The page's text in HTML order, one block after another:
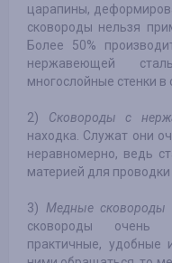
царапины,
сковороды нельзя
Более 50%
нержавеющей
многослойные стенки в
2) Сковороды с
находка. Служат они
неравномерно, ведь
материей для проводки
3) Медные сковороды
сковороды очень
практичные, удобные